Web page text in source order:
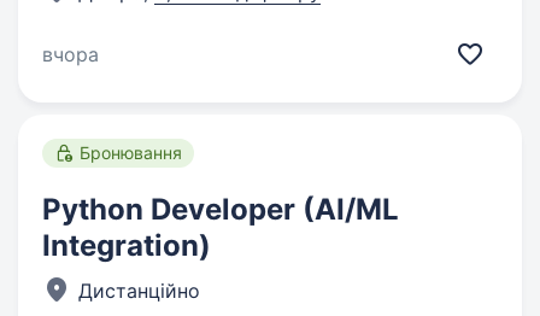
вчора
Бронювання
Python Developer (AI/ML
Integration)
Дистанційно